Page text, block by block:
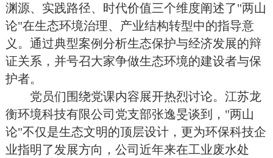
渊源、实践路径、时代价值三个维度阐述了"两山
论"在生态环境治理、产业结构转型中的指导意
义。通过典型案例分析生态保护与经济发展的辩
证关系，并号召大家争做生态环境的建设者与保
护者。
党员们围绕党课内容展开热烈讨论。江苏龙
衡环境科技有限公司党支部张逸旻谈到，"两山
论"不仅是生态文明的顶层设计，更为环保科技企
业指明了发展方向，公司近年来在工业废水处